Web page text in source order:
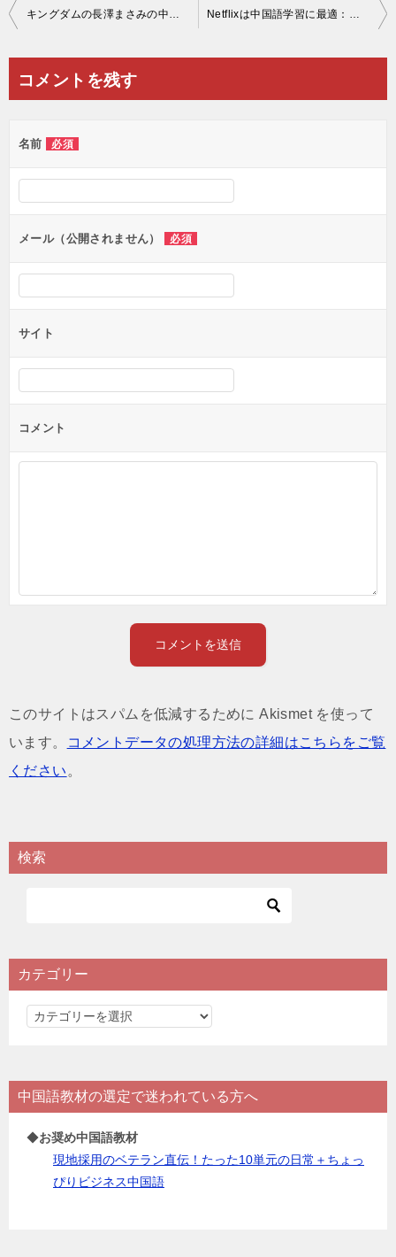
投
ビ
ー
シ
ョ
ン
コメントを残す
名前 必須
メール（公開されません） 必須
サイト
コメント
このサイトはスパムを低減するために Akismet を使って
います。
コメントデータの処理方法の詳細はこちらをご覧
ください 。
検索
カテゴリー
カ
リ
ー
中国語教材の選定で迷われている方へ
◆お奨め中国語教材
現地採用のベテラン直伝！たった10単元の日常＋ちょっ
ぴりビジネス中国語